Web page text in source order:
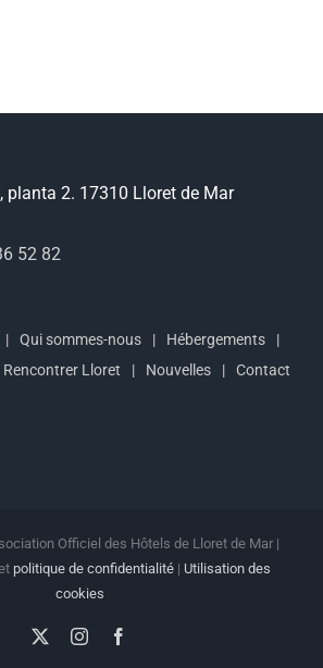
planta 2. 17310 Lloret de Mar
52 82
Qui sommes-nous
Hébergements
Rencontrer Lloret
Nouvelles Contact
Officiel des Hôtels de Lloret de Mar |
politique de confidentialité| Utilisation des
cookies
Instagram